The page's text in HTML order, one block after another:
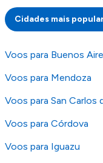
integridade ou
publicada,
as condições
fazer uma
os nossos
Cidades mais
Voos para Buenos
Voos para Mendoza
Voos para San Carlos
Voos para Córdova
Voos para Iguazu